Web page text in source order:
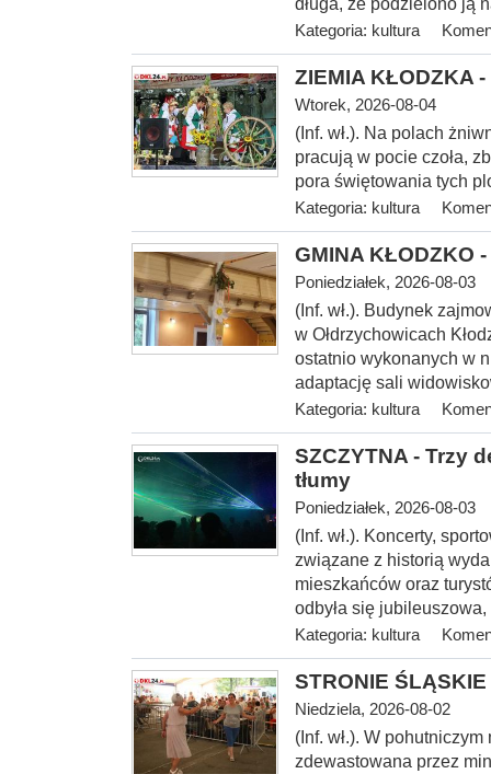
Kategoria: kultura
ZIEMIA KŁODZKA
Wtorek, 2026-08-04
(Inf. wł.). Na polach
pracują w pocie czoła,
pora świętowania tych
Kategoria: kultura
GMINA KŁODZKO
Poniedziałek, 2026-08-03
(Inf. wł.). Budynek
w Ołdrzychowicach
ostatnio wykonanych w
adaptację sali
Kategoria: kultura
SZCZYTNA - Trzy
tłumy
Poniedziałek, 2026-08-03
(Inf. wł.). Koncerty,
związane z historią
mieszkańców oraz
odbyła się
Kategoria: kultura
STRONIE
Niedziela, 2026-08-02
(Inf. wł.). W
zdewastowana przez